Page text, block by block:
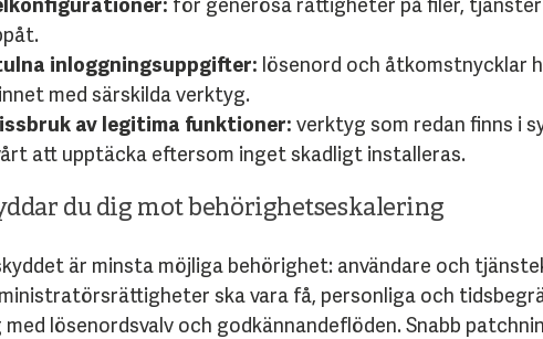
inloggningsuppgifter: lösenord och åtkomstnycklar
med särskilda verktyg.
av legitima funktioner: verktyg som redan finns i
att upptäcka eftersom inget skadligt installeras.
du dig mot behörighetseskalering
är minsta möjliga behörighet: användare och
ska vara få, personliga och
med lösenordsvalv och godkännandeflöden. Snabb